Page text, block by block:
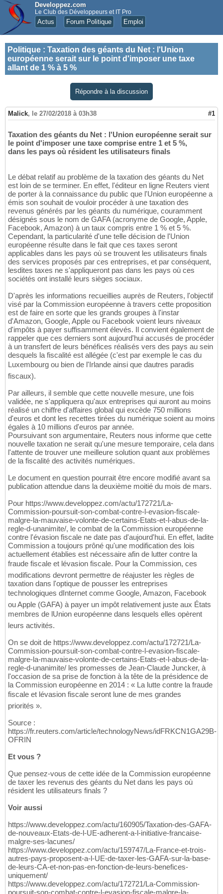
Developpez.com
Le Club des Développeurs et IT Pro
Actus Forum Politique Emploi
Politique : Taxation des géants du Net : l'Union
européenne serait sur le point d'imposer une taxe
allant de 1 % à 5 %
Répondre à la discussion
Malick, le 27/02/2018 à 03h38 #1
Taxation des géants du Net : l'Union européenne serait sur
le point d'imposer une taxe comprise entre 1 et 5 %,
dans les pays où résident les utilisateurs finals
Le débat relatif au problème de la taxation des géants du Net
est loin de se terminer. En effet, l'éditeur en ligne Reuters vient
de porter à la connaissance du public que l'Union européenne a
émis son souhait de vouloir procéder à une taxation des
revenus générés par les géants du numérique, couramment
désignés sous le nom de GAFA (acronyme de Google, Apple,
Facebook, Amazon) à un taux compris entre 1 % et 5 %.
Cependant, la particularité d'une telle décision de l'Union
européenne résulte dans le fait que ces taxes seront
applicables dans les pays où se trouvent les utilisateurs finals
des services proposés par ces entreprises, et par conséquent,
lesdites taxes ne s'appliqueront pas dans les pays où ces
sociétés ont installé leurs sièges sociaux.
D'après les informations recueillies auprès de Reuters, l'objectif
visé par la Commission européenne à travers cette proposition
est de faire en sorte que les grands groupes à l'instar
d'Amazon, Google, Apple ou Facebook voient leurs niveaux
d'impôts à payer suffisamment élevés. Il convient également de
rappeler que ces derniers sont aujourd'hui accusés de procéder
à un transfert de leurs bénéfices réalisés vers des pays au sein
desquels la fiscalité est allégée (c'est par exemple le cas du
Luxembourg ou bien de l'Irlande ainsi que dautres paradis
fiscaux).
Par ailleurs, il semble que cette nouvelle mesure, une fois
validée, ne s'appliquera qu'aux entreprises qui auront au moins
réalisé un chiffre d'affaires global qui excède 750 millions
d'euros et dont les recettes tirées du numérique soient au moins
égales à 10 millions d'euros par année.
Poursuivant son argumentaire, Reuters nous informe que cette
nouvelle taxation ne serait qu'une mesure temporaire, cela dans
l'attente de trouver une meilleure solution quant aux problèmes
de la fiscalité des activités numériques.
Le document en question pourrait être encore modifié avant sa
publication attendue dans la deuxième moitié du mois de mars.
Pour https://www.developpez.com/actu/172721/La-
Commission-poursuit-son-combat-contre-l-evasion-fiscale-
malgre-la-mauvaise-volonte-de-certains-Etats-et-l-abus-de-la-
regle-d-unanimite/, le combat de la Commission européenne
contre l'évasion fiscale ne date pas d'aujourd'hui. En effet, ladite
Commission a toujours prôné qu'une modification des lois
actuellement établies est nécessaire afin de lutter contre la
fraude fiscale et lévasion fiscale. Pour la Commission, ces
modifications devront permettre de réajuster les règles de
taxation dans l'optique de pousser les entreprises
technologiques dInternet comme Google, Amazon, Facebook
ou Apple (GAFA) à payer un impôt relativement juste aux États
membres de lUnion européenne dans lesquels elles opèrent
leurs activités.
On se doit de https://www.developpez.com/actu/172721/La-
Commission-poursuit-son-combat-contre-l-evasion-fiscale-
malgre-la-mauvaise-volonte-de-certains-Etats-et-l-abus-de-la-
regle-d-unanimite/ les promesses de Jean-Claude Juncker, à
l'occasion de sa prise de fonction à la tête de la présidence de
la Commission européenne en 2014 : « La lutte contre la fraude
fiscale et lévasion fiscale seront lune de mes grandes
priorités ».
Source :
https://fr.reuters.com/article/technologyNews/idFRKCN1GA29B-
OFRIN
Et vous ?
Que pensez-vous de cette idée de la Commission européenne
de taxer les revenus des géants du Net dans les pays où
résident les utilisateurs finals ?
Voir aussi
https://www.developpez.com/actu/160905/Taxation-des-GAFA-
de-nouveaux-Etats-de-l-UE-adherent-a-l-initiative-francaise-
malgre-ses-lacunes/
https://www.developpez.com/actu/159747/La-France-et-trois-
autres-pays-proposent-a-l-UE-de-taxer-les-GAFA-sur-la-base-
de-leurs-CA-et-non-pas-en-fonction-de-leurs-benefices-
uniquement/
https://www.developpez.com/actu/172721/La-Commission-